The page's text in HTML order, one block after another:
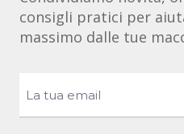
consigli pratici per
massimo dalle tue